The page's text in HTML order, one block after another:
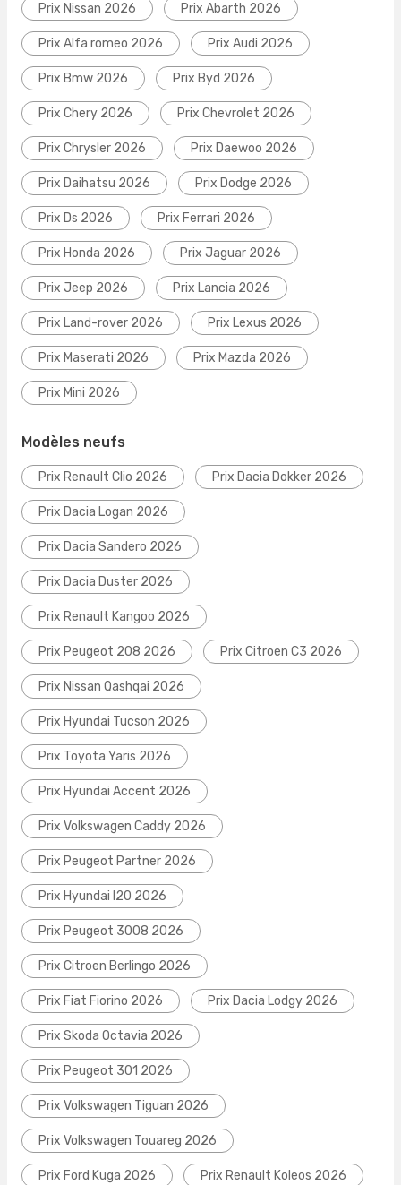
Prix Nissan 2026 Prix Abarth 2026
Prix Alfa romeo 2026 Prix Audi 2026
Prix Bmw 2026 Prix Byd 2026
Prix Chery 2026 Prix Chevrolet 2026
Prix Chrysler 2026 Prix Daewoo 2026
Prix Daihatsu 2026 Prix Dodge 2026
Prix Ds 2026 Prix Ferrari 2026
Prix Honda 2026 Prix Jaguar 2026
Prix Jeep 2026 Prix Lancia 2026
Prix Land-rover 2026 Prix Lexus 2026
Prix Maserati 2026 Prix Mazda 2026
Prix Mini 2026
Modèles neufs
Prix Renault Clio 2026 Prix Dacia Dokker 2026
Prix Dacia Logan 2026
Prix Dacia Sandero 2026
Prix Dacia Duster 2026
Prix Renault Kangoo 2026
Prix Peugeot 208 2026 Prix Citroen C3 2026
Prix Nissan Qashqai 2026
Prix Hyundai Tucson 2026
Prix Toyota Yaris 2026
Prix Hyundai Accent 2026
Prix Volkswagen Caddy 2026
Prix Peugeot Partner 2026
Prix Hyundai I20 2026
Prix Peugeot 3008 2026
Prix Citroen Berlingo 2026
Prix Fiat Fiorino 2026 Prix Dacia Lodgy 2026
Prix Skoda Octavia 2026
Prix Peugeot 301 2026
Prix Volkswagen Tiguan 2026
Prix Volkswagen Touareg 2026
Prix Ford Kuga 2026 Prix Renault Koleos 2026